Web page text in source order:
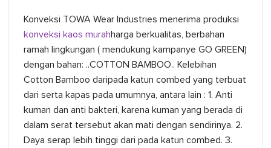
Konveksi TOWA Wear Industries menerima produksi
konveksi kaos murahharga berkualitas, berbahan
ramah lingkungan ( mendukung kampanye GO GREEN)
dengan bahan: ..COTTON BAMBOO.. Kelebihan
Cotton Bamboo daripada katun combed yang terbuat
dari serta kapas pada umumnya, antara lain : 1. Anti
kuman dan anti bakteri, karena kuman yang berada di
dalam serat tersebut akan mati dengan sendirinya. 2.
Daya serap lebih tinggi dari pada katun combed. 3.